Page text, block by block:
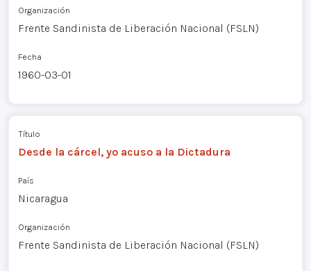
Organización
Frente Sandinista de Liberación Nacional (FSLN)
Fecha
1960-03-01
Título
Desde la cárcel, yo acuso a la Dictadura
País
Nicaragua
Organización
Frente Sandinista de Liberación Nacional (FSLN)